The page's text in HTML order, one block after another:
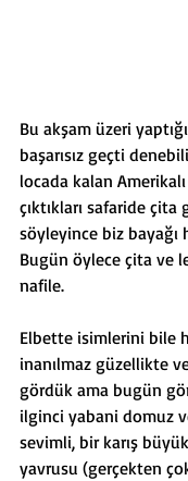
Bu akşam üzeri
başarısız geçti
locada kalan
çıktıkları safaride
söyleyince biz bayağı
Bugün öylece çita ve
nafile.
Elbette isimlerini bile
inanılmaz güzellikte
gördük ama bugün
ilginci yabani domuz
sevimli, bir karış
yavrusu (gerçekten